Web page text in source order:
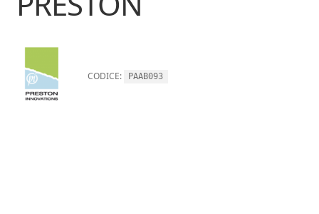
CODICE: PAAB093